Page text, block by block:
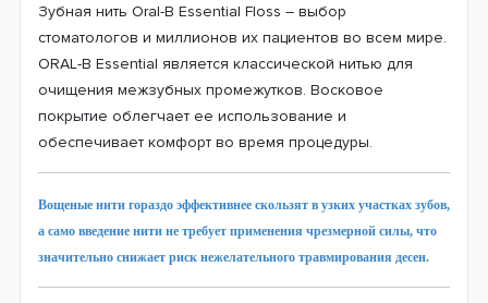
Зубная нить Oral-B Essential Floss – выбор
стоматологов и миллионов их пациентов во всем мире.
ORAL-B Essential является классической нитью для
очищения межзубных промежутков. Восковое
покрытие облегчает ее использование и
обеспечивает комфорт во время процедуры.
Вощеные нити гораздо эффективнее скользят в узких участках зубов,
а само введение нити не требует применения чрезмерной силы, что
значительно снижает риск нежелательного травмирования десен.